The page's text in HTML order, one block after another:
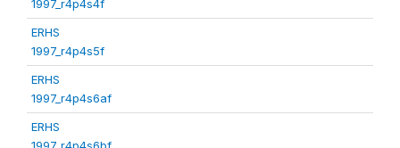
1997_r4p4s4f
ERHS
1997_r4p4s5f
ERHS
1997_r4p4s6af
ERHS
1997_r4p4s6bf